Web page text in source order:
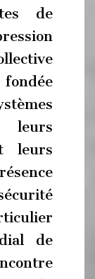
de
fondée
leurs
leurs
de